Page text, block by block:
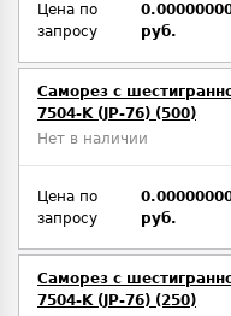
Цена по
запросу
руб.
Саморез с
7504-K (JP-76) (500)
Нет в наличии
Цена по
запросу
руб.
Саморез с
7504-K (JP-76) (250)